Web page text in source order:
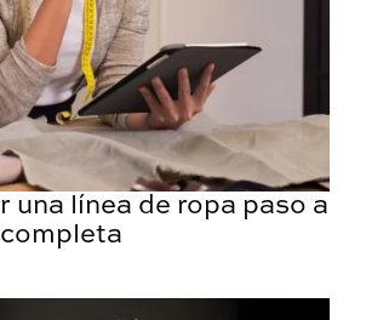
una línea de ropa paso a